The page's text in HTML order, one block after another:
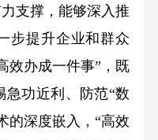
支撑，能够深入推
步提升企业和群众
效办成一件事”，既
急功近利、防范“数
的深度嵌入，“高效